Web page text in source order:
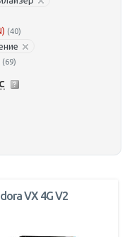
(40)
(69)
VX 4G V2